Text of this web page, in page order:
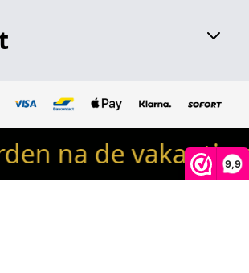
9,9
woondeco / robinswoondeco.nl - Alle
rechten voorbehouden
vakantie op